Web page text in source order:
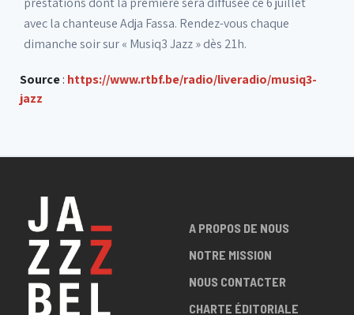
avec la chanteuse Adja Fassa. Rendez-vous chaque
dimanche soir sur « Musiq3 Jazz » dès 21h.
Source: https://www.rtbf.be/radio/liveradio/musiq3-
jazz
A PROPOS DE NOUS
NOTRE MISSION
NOUS CONTACTER
CHARTE ÉDITORIALE